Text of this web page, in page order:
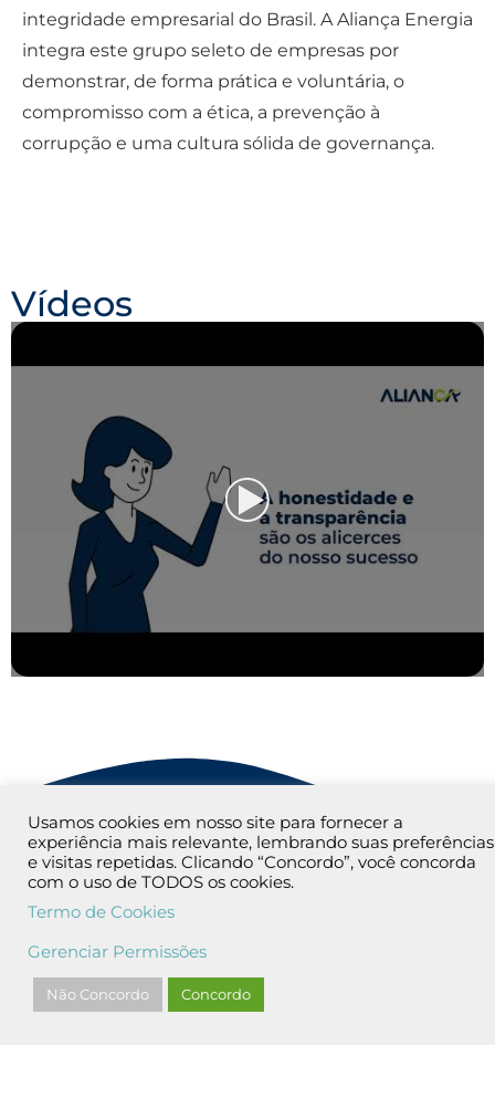
integridade empresarial do Brasil. A Aliança Energia
integra este grupo seleto de empresas por
demonstrar, de forma prática e voluntária, o
compromisso com a ética, a prevenção à
corrupção e uma cultura sólida de governança.
Vídeos
Políticas, Normas e
Procedimentos
da Aliança, o Programa de Integridade visa orientar,
Usamos cookies em nosso site para fornecer a
experiência mais relevante, lembrando suas preferências
e visitas repetidas. Clicando “Concordo”, você concorda
com o uso de TODOS os cookies.
Termo de Cookies
Gerenciar Permissões
Não Concordo Concordo